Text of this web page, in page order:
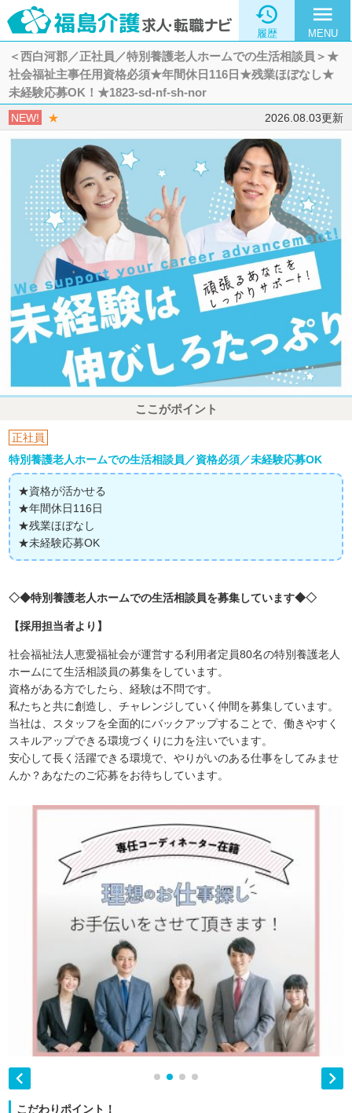

履歴
menu
MENU
＜西白河郡／正社員／特別養護老人ホームでの生活相談員＞★
社会福祉主事任用資格必須★年間休日116日★残業ほぼなし★
未経験応募OK！★1823-sd-nf-sh-nor
NEW! ★ 2026.08.03更新
ここがポイント
正社員
特別養護老人ホームでの生活相談員／資格必須／未経験応募OK
★資格が活かせる
★年間休日116日
★残業ほぼなし
★未経験応募OK
◇◆特別養護老人ホームでの生活相談員を募集しています◆◇
【採用担当者より】
社会福祉法人恵愛福祉会が運営する利用者定員80名の特別養護老人
ホームにて生活相談員の募集をしています。
資格がある方でしたら、経験は不問です。
私たちと共に創造し、チャレンジしていく仲間を募集しています。
当社は、スタッフを全面的にバックアップすることで、働きやすく
スキルアップできる環境づくりに力を注いでいます。
安心して長く活躍できる環境で、やりがいのある仕事をしてみませ
んか？あなたのご応募をお待ちしています。
 
こだわりポイント！